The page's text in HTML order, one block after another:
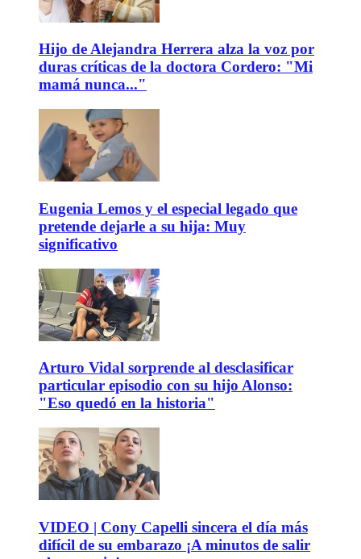
Hijo de Alejandra Herrera alza la voz por
duras críticas de la doctora Cordero: "Mi
mamá nunca..."
Eugenia Lemos y el especial legado que
pretende dejarle a su hija: Muy
significativo
Arturo Vidal sorprende al desclasificar
particular episodio con su hijo Alonso:
"Eso quedó en la historia"
VIDEO | Cony Capelli sincera el día más
difícil de su embarazo ¡A minutos de salir